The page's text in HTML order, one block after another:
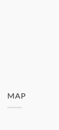
MAP